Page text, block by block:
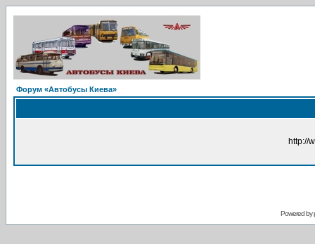
Форум «Автобусы Киева»
http://
Powered by